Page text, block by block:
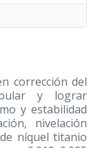
corrección del
y lograr
y estabilidad
nivelación
níquel titanio